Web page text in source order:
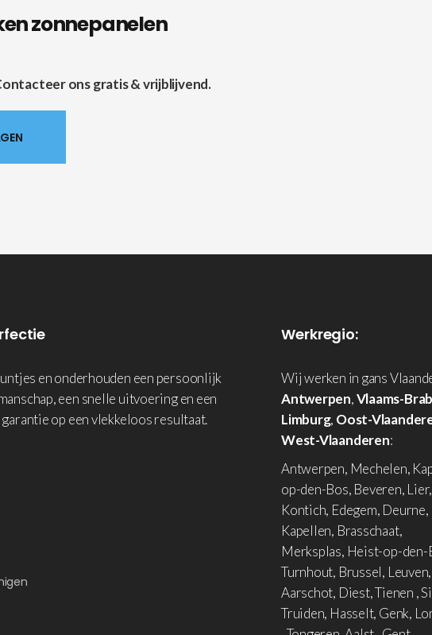
zonnepanelen
ons gratis & vrijblijvend.
en onderhouden een persoonlijk
een snelle uitvoering en een
op een vlekkeloos resultaat.
Werkregio:
Wij werken in gans
Antwerpen,Vlaams-
Limburg, Oost-
West-Vlaanderen:
Antwerpen, Mechelen,
op-den-Bos, Beveren, Lier,
Kontich, Edegem, Deurne,
Kapellen, Brasschaat,
Merksplas, Heist-op-den-
Turnhout, Brussel, Leuven,
Aarschot, Diest, Tienen ,
Truiden, Hasselt, Genk,